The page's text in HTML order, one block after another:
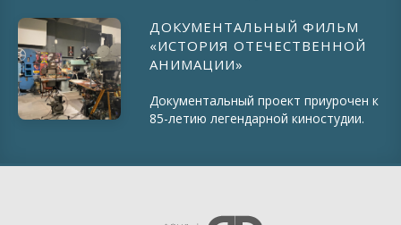
ДОКУМЕНТАЛЬНЫЙ ФИЛЬМ
«ИСТОРИЯ ОТЕЧЕСТВЕННОЙ
АНИМАЦИИ»
Документальный проект приурочен к
85-летию легендарной киностудии.